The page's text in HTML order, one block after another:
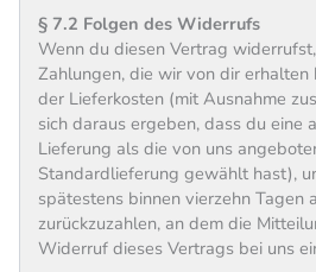
§ 7.2 Folgen des Widerrufs
Wenn du diesen Vertrag
Zahlungen, die wir von dir erhalten
der Lieferkosten (mit Ausnahme
sich daraus ergeben, dass du eine
Lieferung als die von uns
Standardlieferung gewählt hast),
spätestens binnen vierzehn Tagen
zurückzuzahlen, an dem die
Widerruf dieses Vertrags bei uns